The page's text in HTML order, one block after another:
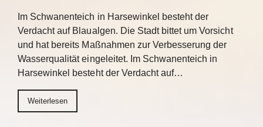
Im Schwanenteich in Harsewinkel besteht der
Verdacht auf Blaualgen. Die Stadt bittet um Vorsicht
und hat bereits Maßnahmen zur Verbesserung der
Wasserqualität eingeleitet. Im Schwanenteich in
Harsewinkel besteht der Verdacht auf…
Weiterlesen